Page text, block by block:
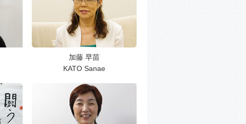
加藤 早苗
KATO Sanae